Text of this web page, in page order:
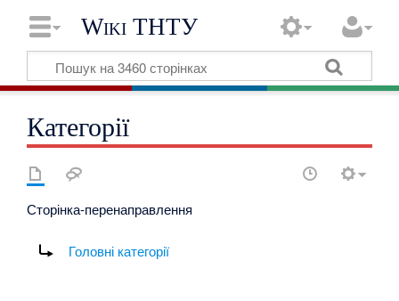
Wiki ТНТУ
Категорії
Сторінка-перенаправлення
Перенаправити на:
Головні категорії